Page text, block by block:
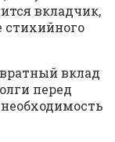
вкладчик,
стихийного
вклад
перед